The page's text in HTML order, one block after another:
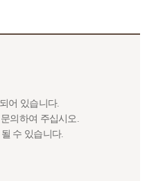
어 있습니다.
의하여 주십시오.
수 있습니다.